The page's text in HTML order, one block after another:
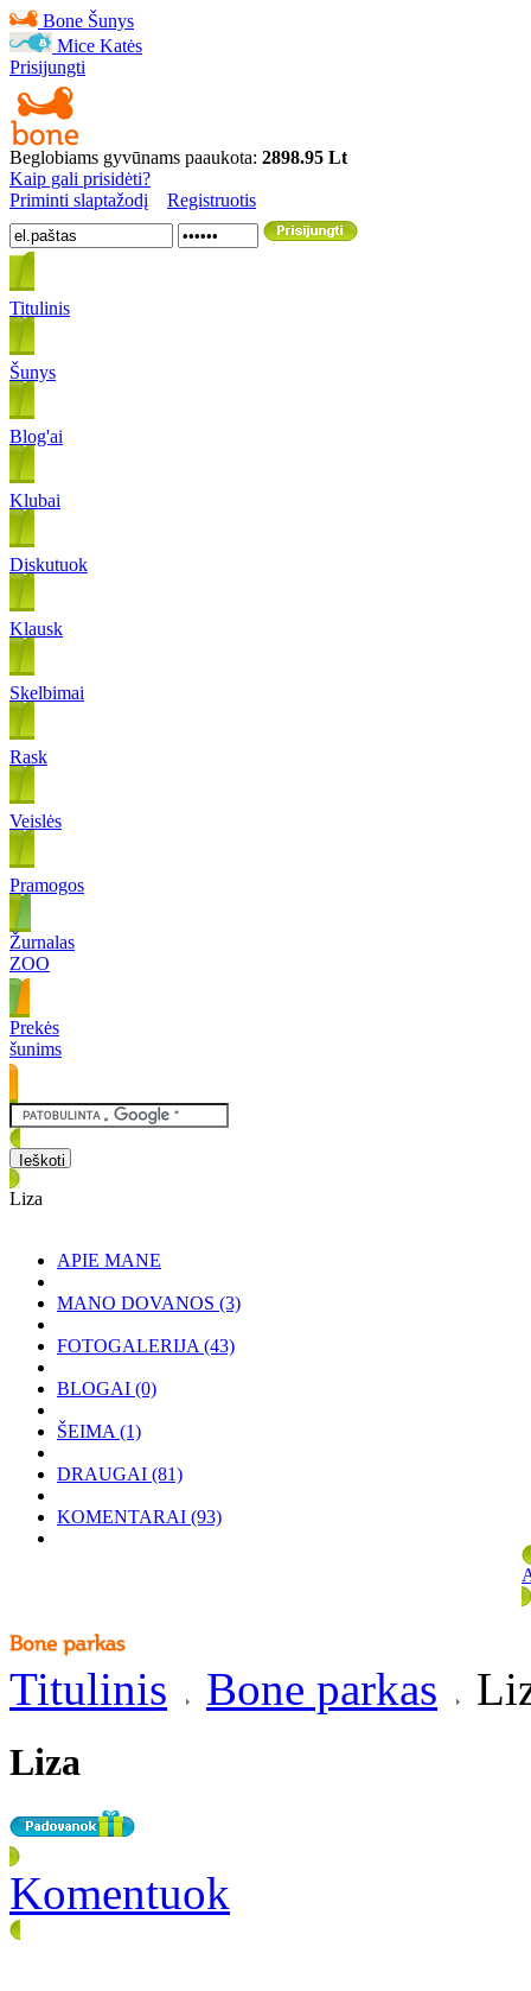
Bone Šunys
Mice Katės
Prisijungti
Beglobiams gyvūnams paaukota: 2898.95 Lt
Kaip gali prisidėti?
Priminti slaptažodį
Registruotis
Titulinis
Šunys
Blog'ai
Klubai
Diskutuok
Klausk
Skelbimai
Rask
Veislės
Pramogos
Žurnalas
ZOO
Prekės
šunims
Liza
APIE MANE
MANO DOVANOS (3)
FOTOGALERIJA (43)
BLOGAI (0)
ŠEIMA (1)
DRAUGAI (81)
KOMENTARAI (93)
Titulinis Bone parkas
Liza
Komentuok